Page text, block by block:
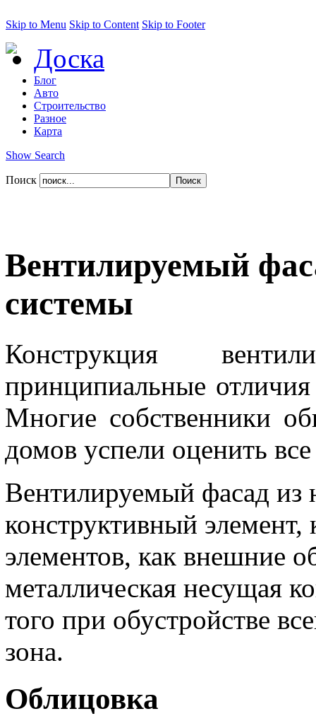
Skip to Menu Skip to Content Skip to Footer
Доска
Блог
Авто
Строительство
Разное
Карта
Show Search
Поиск
Вентилируемый
системы
Конструкция
принципиальные
Многие собственники
домов успели оценить
Вентилируемый фасад из
конструктивный элемент,
элементов, как внешние
металлическая несущая
того при обустройстве
зона.
Облицовка